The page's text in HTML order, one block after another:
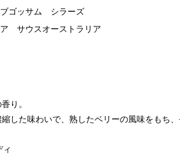
ゴッサム シラーズ
サウスオーストラリア
り。
した味わいで、熟したベリーの風味をもち